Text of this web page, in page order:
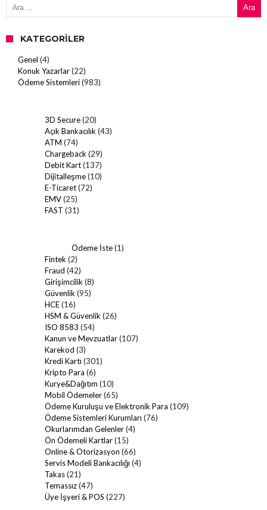
KATEGORILER
Genel (4)
Konuk Yazarlar(22)
Ödeme Sistemleri(983)
3D Secure(20)
Açık Bankacılık (43)
ATM (74)
Chargeback (29)
Debit Kart(137)
Dijitalleşme(10)
E-Ticaret(72)
EMV(25)
FAST (31)
Ödeme İste(1)
Fintek (2)
Fraud (42)
Girişimcilik (8)
Güvenlik (95)
HCE(16)
HSM & Güvenlik (26)
ISO 8583 (54)
Kanun ve Mevzuatlar(107)
Karekod (3)
Kredi Kartı (301)
Kripto Para (6)
Kurye&Dağıtım (10)
Mobil Ödemeler(65)
Ödeme Kuruluşu ve Elektronik Para (109)
Ödeme Sistemleri Kurumları (76)
Okurlarımdan Gelenler(4)
Ön Ödemeli Kartlar(15)
Online & Otorizasyon (66)
Servis Modeli Bankacılığı (4)
Takas(21)
Temassız(47)
Üye İşyeri & POS (227)